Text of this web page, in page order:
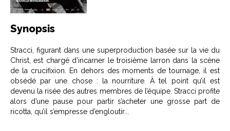
Synopsis
Stracci, figurant dans une superproduction basée sur la vie du
Christ, est chargé d’incarner le troisième larron dans la scène
de la crucifixion. En dehors des moments de tournage, il est
obsédé par une chose : la nourriture. À tel point qu’il est
devenu la risée des autres membres de l’équipe. Stracci profite
alors d’une pause pour partir s’acheter une grosse part de
ricotta, qu’il s’empresse d’engloutir...